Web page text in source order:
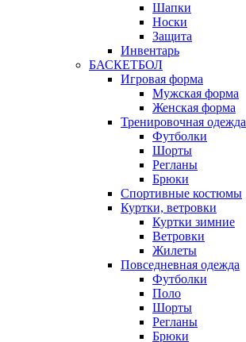
Шапки
Носки
Защита
Инвентарь
БАСКЕТБОЛ
Игровая форма
Мужская форма
Женская форма
Тренировочная одежда
Футболки
Шорты
Регланы
Брюки
Спортивные костюмы
Куртки, ветровки
Куртки зимние
Ветровки
Жилеты
Повседневная одежда
Футболки
Поло
Шорты
Регланы
Брюки